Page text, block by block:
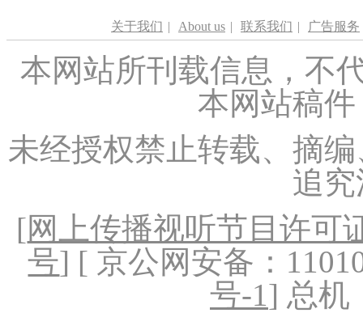
关于我们 | About us | 联系我们 | 广告服务
本网站所刊载信息，不
本网站稿
未经授权禁止转载、摘
追
[网上传播视听节目许可
号] [ 京公网安备：
号-1] 总机